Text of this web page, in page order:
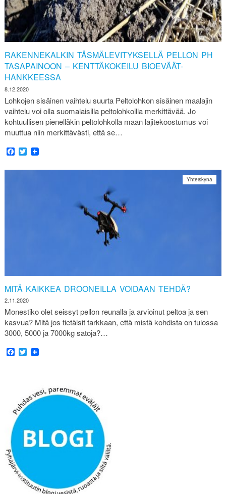
RAKENNEKALKIN TÄSMÄLEVITYKSELLÄ PELLON PH
TASAPAINOON – KENTTÄKOKEILU BIOEVÄÄT-
HANKKEESSA
8.12.2020
Lohkojen sisäinen vaihtelu suurta Peltolohkon sisäinen maalajin
vaihtelu voi olla suomalaisilla peltolohkoilla merkittävää. Jo
kohtuullisen pienelläkin peltolohkolla maan lajitekoostumus voi
muuttua niin merkittävästi, että se…
Facebook
Twitter
MITÄ KAIKKEA DROONEILLA VOIDAAN TEHDÄ?
2.11.2020
Yhteiskynä
Monestiko olet seissyt pellon reunalla ja arvioinut peltoa ja sen
kasvua? Mitä jos tietäisit tarkkaan, että mistä kohdista on tulossa
3000, 5000 ja 7000kg satoja?…
Facebook
Twitter